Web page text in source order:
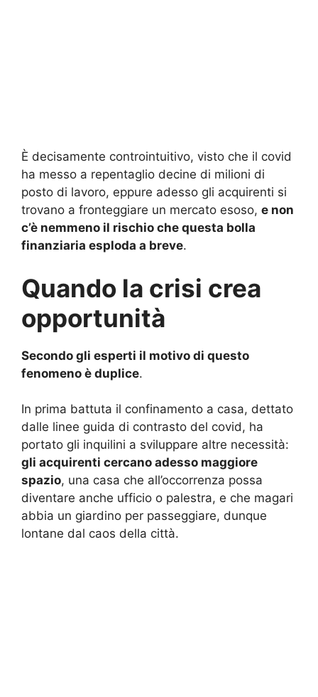
È decisamente controintuitivo, visto che il covid
ha messo a repentaglio decine di milioni di
posto di lavoro, eppure adesso gli acquirenti si
trovano a fronteggiare un mercato esoso, e non
c’è nemmeno il rischio che questa bolla
finanziaria esploda a breve.
Quando la crisi crea
opportunità
Secondo gli esperti il motivo di questo
fenomeno è duplice.
In prima battuta il confinamento a casa, dettato
dalle linee guida di contrasto del covid, ha
portato gli inquilini a sviluppare altre necessità:
gli acquirenti cercano adesso maggiore
spazio, una casa che all’occorrenza possa
diventare anche ufficio o palestra, e che magari
abbia un giardino per passeggiare, dunque
lontane dal caos della città.